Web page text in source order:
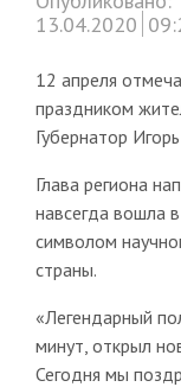
13.04.2020
12 апреля
праздником
Губернатор
Глава региона
навсегда вошла
символом
страны.
«Легендарный
минут, открыл
Сегодня мы